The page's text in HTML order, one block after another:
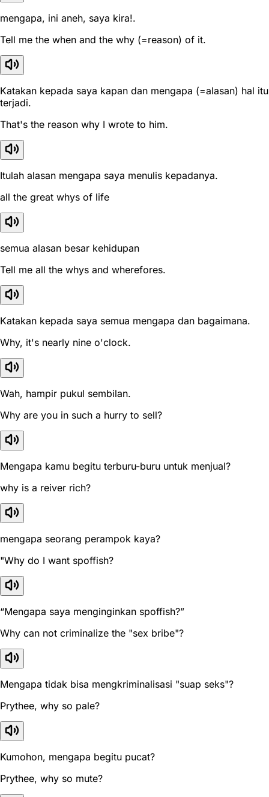
mengapa, ini aneh, saya kira!.
Tell me the when and the why (=reason) of it.
Katakan kepada saya kapan dan mengapa (=alasan) hal itu
terjadi.
That's the reason why I wrote to him.
Itulah alasan mengapa saya menulis kepadanya.
all the great whys of life
semua alasan besar kehidupan
Tell me all the whys and wherefores.
Katakan kepada saya semua mengapa dan bagaimana.
Why, it's nearly nine o'clock.
Wah, hampir pukul sembilan.
Why are you in such a hurry to sell?
Mengapa kamu begitu terburu-buru untuk menjual?
why is a reiver rich?
mengapa seorang perampok kaya?
"Why do I want spoffish?
“Mengapa saya menginginkan spoffish?”
Why can not criminalize the "sex bribe"?
Mengapa tidak bisa mengkriminalisasi "suap seks"?
Prythee, why so pale?
Kumohon, mengapa begitu pucat?
Prythee, why so mute?